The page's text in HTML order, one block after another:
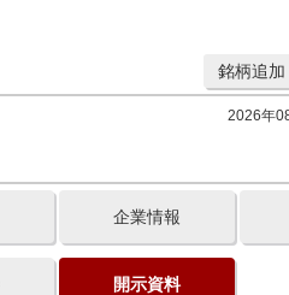
銘柄追加
2026年
企業情報
開示資料